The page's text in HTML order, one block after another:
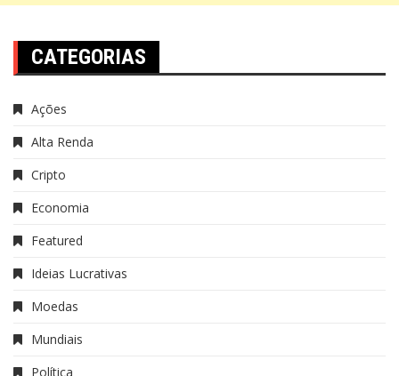
CATEGORIAS
Ações
Alta Renda
Cripto
Economia
Featured
Ideias Lucrativas
Moedas
Mundiais
Política